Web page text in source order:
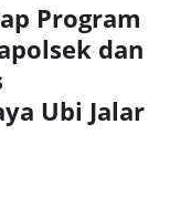
Program
dan
Ubi Jalar